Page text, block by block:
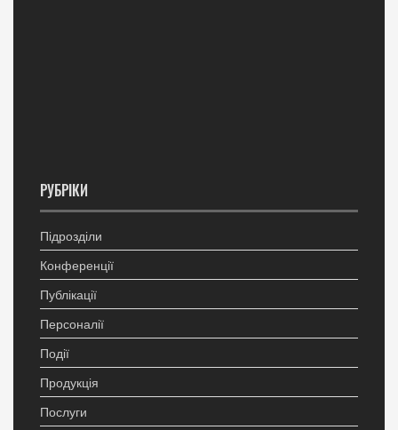
РУБРІКИ
Підрозділи
Конференції
Публікації
Персоналії
Події
Продукція
Послуги